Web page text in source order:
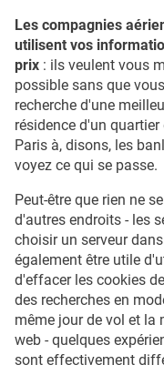
Les compagnies
utilisent vos
prix : ils veulent vous
possible sans que
recherche d'une
résidence d'un
Paris à, disons, les
voyez ce qui se passe.
Peut-être que rien ne
d'autres endroits - les
choisir un serveur
également être utile
d'effacer les cookies
des recherches en
même jour de vol et la
web - quelques
sont effectivement